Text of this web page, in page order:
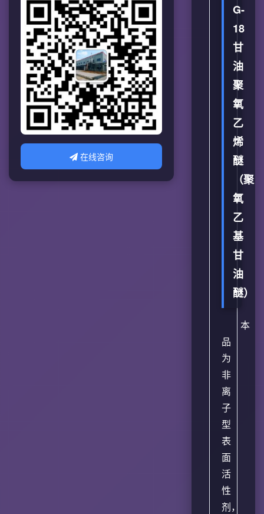
在线咨询
G-
18
甘
油
聚
氧
乙
烯
醚
（聚
氧
乙
基
甘
油
醚）
本
品
为
非
离
子
型
表
面
活
性
剂，